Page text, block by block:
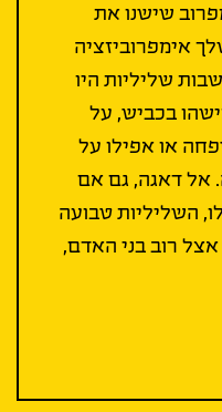
שישנו את
אימפרוביזציה
שליליות היו
בכביש, על
או אפילו על
דאגה, גם אם
השליליות טבועה
רוב בני האדם,